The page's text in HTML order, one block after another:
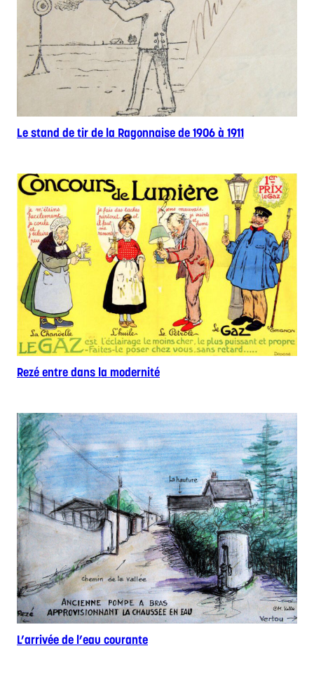
Le stand de tir de la Ragonnaise de 1906 à 1911
Rezé entre dans la modernité
L’arrivée de l’eau courante